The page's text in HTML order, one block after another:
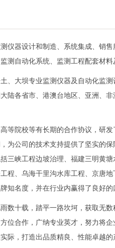
仪器设计和制造、系统集成、销
测自动化系统、监测工程配套材料
、大坝专业监测仪器及自动化监
陆各省市、港澳台地区、亚洲、
等院校等有长期的合作协议，研
为公司的技术支持提供了坚实的
三峡工程边坡治理、福建三明黄
程、乌海干里沟水库工程、京唐
知名度，并在行业内赢得了良好的
数十载，踏平一路坎坷，获取无
位合作，广纳专业英才，努力将
际，打造出品质精良、性能卓越